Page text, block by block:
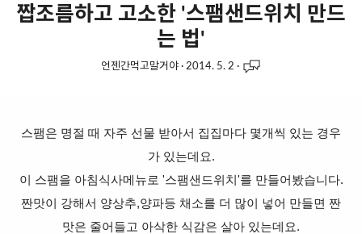
짭조름하고 고소한 '스팸샌드위치 만드
는 법'
언젠간먹고말거야· 2014. 5. 2 ·
스팸은 명절 때 자주 선물 받아서 집집마다 몇개씩 있는 경우
가 있는데요.
이 스팸을 아침식사메뉴로 '스팸샌드위치'를 만들어봤습니다.
짠맛이 강해서 양상추,양파등 채소를 더 많이 넣어 만들면 짠
맛은 줄어들고 아삭한 식감은 살아 있는데요.